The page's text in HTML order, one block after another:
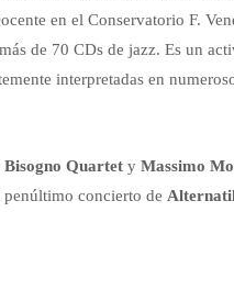
en el Conservatorio F.
de 70 CDs de jazz. Es un
interpretadas en
Quartety Massimo
penúltimo concierto de